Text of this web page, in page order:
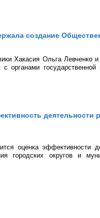
создание
Хакасия Ольга Левченко
с органами
деятельности
оценка эффективности
городских округов и